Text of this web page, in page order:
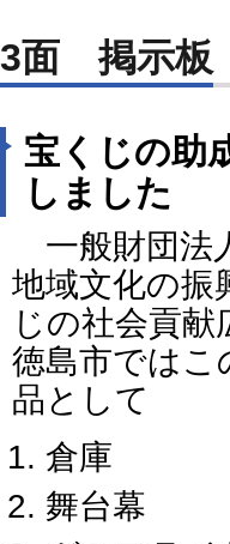
3面 掲示板
宝くじの助
しました
一般財団法
地域文化の振
じの社会貢
徳島市ではこ
品として
倉庫
舞台幕